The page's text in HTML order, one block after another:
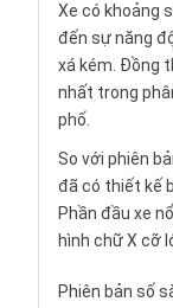
Xe có khoảng
đến sự năng
xá kém. Đồng
nhất trong
phố.
So với phiên
đã có thiết kế
Phần đầu xe
hình chữ X cỡ
Phiên bản số